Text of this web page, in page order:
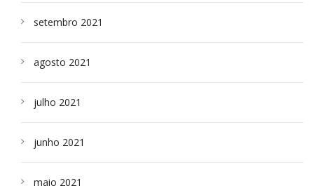
setembro 2021
agosto 2021
julho 2021
junho 2021
maio 2021